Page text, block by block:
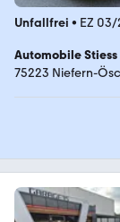
Unfallfrei • EZ
Automobile Stiess
75223 Niefern-